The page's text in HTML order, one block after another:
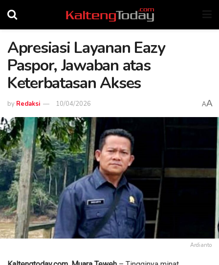
Apresiasi Layanan Eazy
Paspor, Jawaban atas
Keterbatasan Akses
by Redaksi 10/04/2026 AA
Ardianto